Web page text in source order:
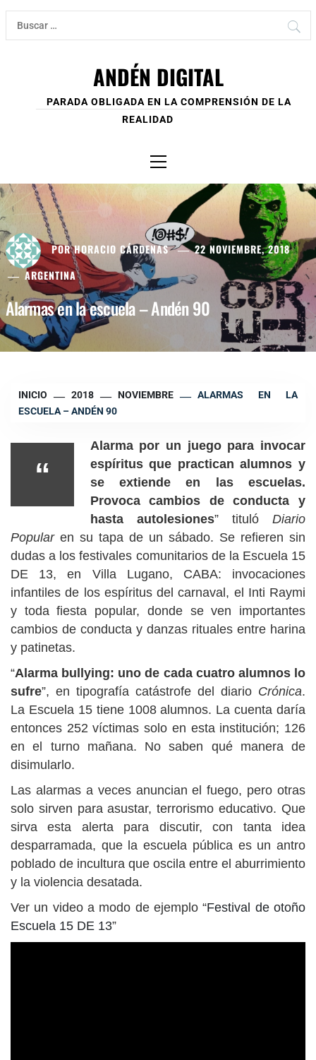
Ir
contenido
Buscar:
ANDÉN DIGITAL
PARADA OBLIGADA EN LA COMPRENSIÓN DE LA
REALIDAD
principal
PORHORACIO CÁRDENAS
22 NOVIEMBRE, 2018
ARGENTINA
Alarmas en la escuela – Andén 90
INICIO 2018 NOVIEMBRE
ALARMAS EN LA
ESCUELA – ANDÉN 90
“
Alarma por un juego para invocar
espíritus que practican alumnos y
se extiende en las escuelas.
Provoca cambios de conducta y
hasta autolesiones” titulóDiario
Popular en su tapa de un sábado. Se refieren sin
dudas a los festivales comunitarios de la Escuela 15
DE 13, en Villa Lugano, CABA: invocaciones
infantiles de los espíritus del carnaval, el Inti Raymi
y toda fiesta popular, donde se ven importantes
cambios de conducta y danzas rituales entre harina
y patinetas.
“Alarma bullying: uno de cada cuatro alumnos lo
sufre”, en tipografía catástrofe del diario Crónica.
La Escuela 15 tiene 1008 alumnos. La cuenta daría
entonces 252 víctimas solo en esta institución; 126
en el turno mañana. No saben qué manera de
disimularlo.
Las alarmas a veces anuncian el fuego, pero otras
solo sirven para asustar, terrorismo educativo. Que
sirva esta alerta para discutir, con tanta idea
desparramada, que la escuela pública es un antro
poblado de incultura que oscila entre el aburrimiento
y la violencia desatada.
Ver un video a modo de ejemplo “Festival de otoño
Escuela 15 DE 13”